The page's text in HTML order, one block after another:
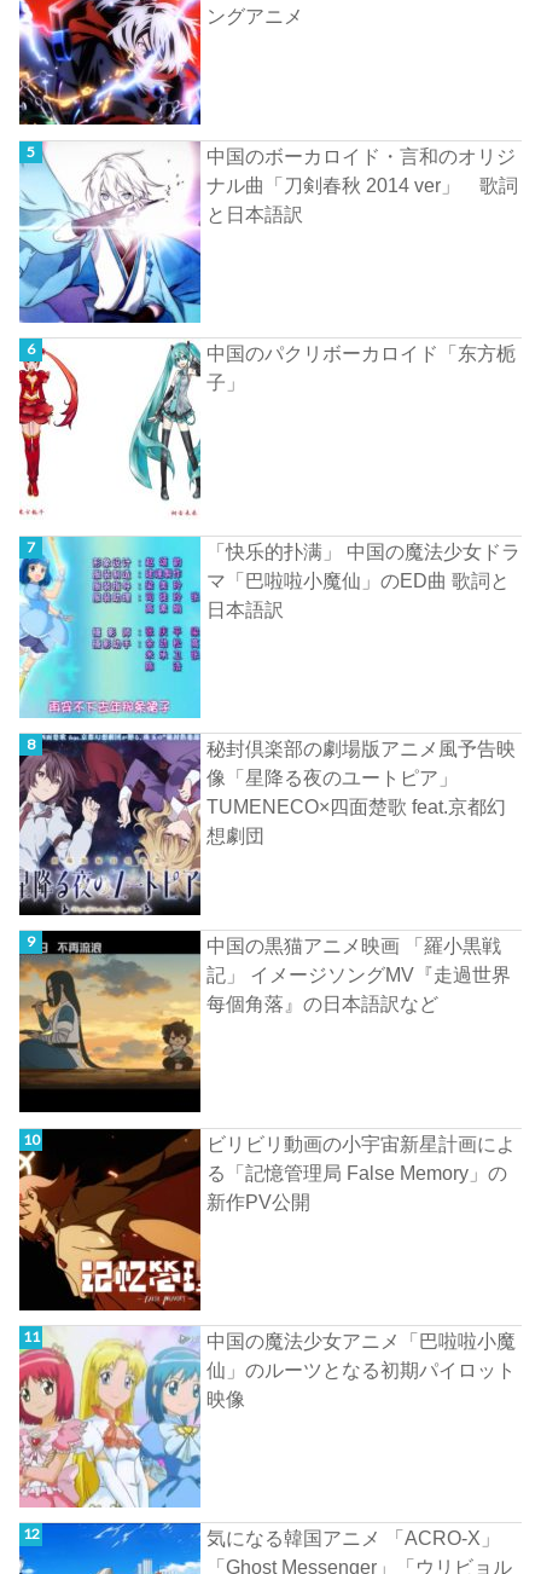
ングアニメ
中国のボーカロイド・言和のオリジ
ナル曲「刀剣春秋 2014 ver」 歌詞
と日本語訳
中国のパクリボーカロイド「东方栀
子」
「快乐的扑满」 中国の魔法少女ドラ
マ「巴啦啦小魔仙」のED曲 歌詞と
日本語訳
秘封倶楽部の劇場版アニメ風予告映
像「星降る夜のユートピア」
TUMENECO×四面楚歌 feat.京都幻
想劇団
中国の黒猫アニメ映画 「羅小黒戦
記」 イメージソングMV『走過世界
每個角落』の日本語訳など
ビリビリ動画の小宇宙新星計画によ
る「記憶管理局 False Memory」の
新作PV公開
中国の魔法少女アニメ「巴啦啦小魔
仙」のルーツとなる初期パイロット
映像
気になる韓国アニメ 「ACRO-X」
「Ghost Messenger」「ウリビョル